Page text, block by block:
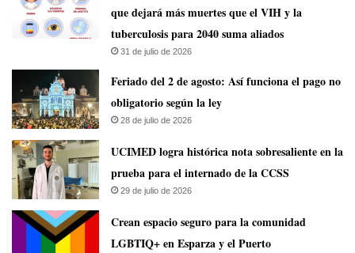
que dejará más muertes que el VIH y la
tuberculosis para 2040 suma aliados
31 de julio de 2026
Feriado del 2 de agosto: Así funciona el pago no
obligatorio según la ley
28 de julio de 2026
UCIMED logra histórica nota sobresaliente en la
prueba para el internado de la CCSS
29 de julio de 2026
Crean espacio seguro para la comunidad
LGBTIQ+ en Esparza y el Puerto